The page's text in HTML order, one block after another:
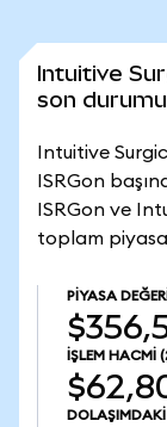
Intuitive
son durumu
Intuitive
ISRGon
ISRGon ve
toplam piyasa
PIYASA
İŞLEM HACMI